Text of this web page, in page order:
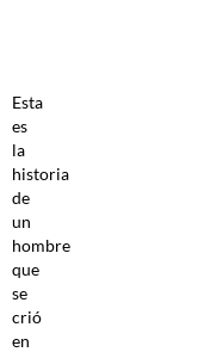
Esta
es
la
historia
de
un
hombre
que
se
crió
en